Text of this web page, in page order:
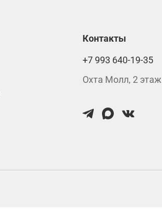
Контакты
+7 993 640-19-35
Охта Молл, 2 этаж